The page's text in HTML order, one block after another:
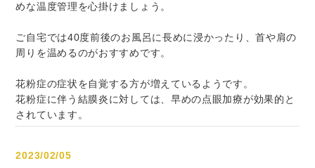
めな温度管理を心掛けましょう。
ご自宅では40度前後のお風呂に長めに浸かったり、首や肩の
周りを温めるのがおすすめです。
花粉症の症状を自覚する方が増えているようです。
花粉症に伴う結膜炎に対しては、早めの点眼加療が効果的と
されています。
2023/02/05